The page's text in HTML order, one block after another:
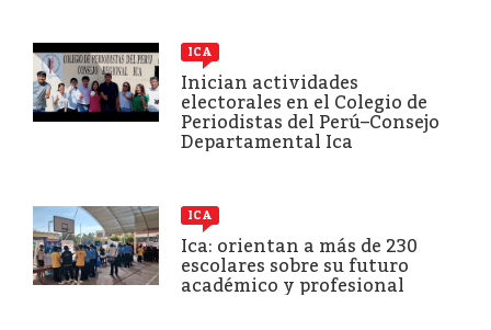
ICA
Inician actividades
electorales en el Colegio de
Periodistas del Perú–Consejo
Departamental Ica
ICA
Ica: orientan a más de 230
escolares sobre su futuro
académico y profesional